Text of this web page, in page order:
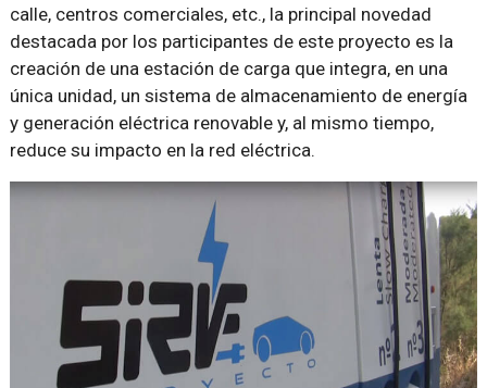
calle, centros comerciales, etc., la principal novedad
destacada por los participantes de este proyecto es la
creación de una estación de carga que integra, en una
única unidad, un sistema de almacenamiento de energía
y generación eléctrica renovable y, al mismo tiempo,
reduce su impacto en la red eléctrica.